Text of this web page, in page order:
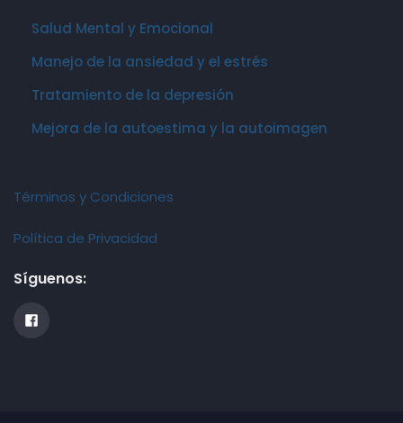
Salud Mental y Emocional
Manejo de la ansiedad y el estrés
Tratamiento de la depresión
Mejora de la autoestima y la autoimagen
Términos y Condiciones
Política de Privacidad
Síguenos: